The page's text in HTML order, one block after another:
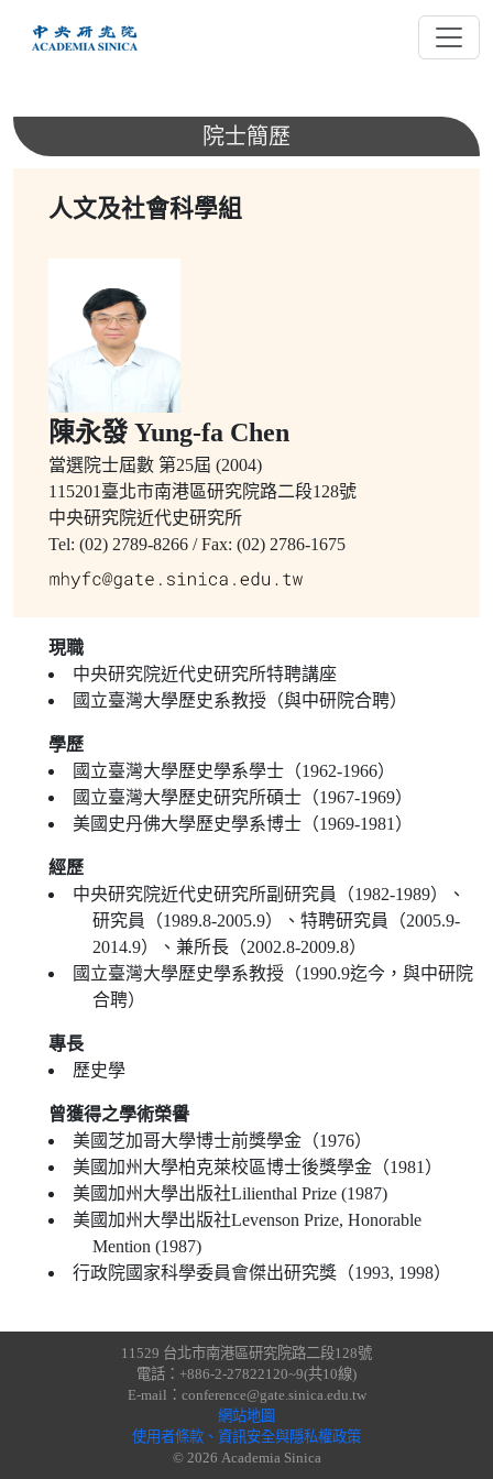
內
院士簡歷
人文及社會科學組
陳永發 Yung-fa Chen
當選院士屆數 第25屆 (2004)
115201臺北市南港區研究院路二段128號
中央研究院近代史研究所
Tel: (02) 2789-8266 / Fax: (02) 2786-1675
現職
中央研究院近代史研究所特聘講座
國立臺灣大學歷史系教授（與中研院合聘）
學歷
國立臺灣大學歷史學系學士（1962-1966）
國立臺灣大學歷史研究所碩士（1967-1969）
美國史丹佛大學歷史學系博士（1969-1981）
經歷
中央研究院近代史研究所副研究員（1982-1989）、
研究員（1989.8-2005.9）、特聘研究員（2005.9-
2014.9）、兼所長（2002.8-2009.8）
國立臺灣大學歷史學系教授（1990.9迄今，與中研院
合聘）
專長
歷史學
曾獲得之學術榮譽
美國芝加哥大學博士前獎學金（1976）
美國加州大學柏克萊校區博士後獎學金（1981）
美國加州大學出版社Lilienthal Prize (1987)
美國加州大學出版社Levenson Prize, Honorable
Mention (1987)
行政院國家科學委員會傑出研究獎（1993, 1998）
11529 台北市南港區研究院路二段128號
電話：+886-2-27822120~9(共10線)
E-mail：conference@gate.sinica.edu.tw
網站地圖
使用者條款、資訊安全與隱私權政策
© 2026 Academia Sinica